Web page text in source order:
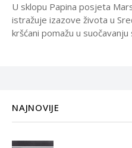
U sklopu Papina posjeta
istražuje izazove života u
kršćani pomažu u suočavanju
NAJNOVIJE